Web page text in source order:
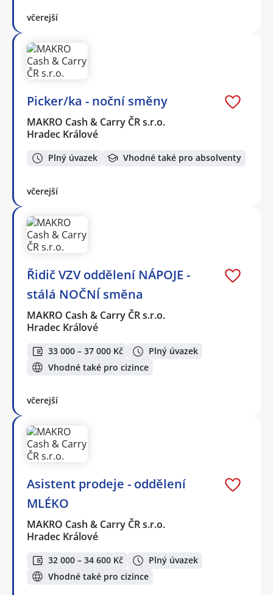
včerejší
Picker/ka - noční směny
MAKRO Cash & Carry ČR s.r.o.
Hradec Králové
Plný úvazek Vhodné také pro absolventy
včerejší
Řidič VZV oddělení NÁPOJE -
stálá NOČNÍ směna
MAKRO Cash & Carry ČR s.r.o.
Hradec Králové
33 000 – 37 000 Kč
Plný úvazek
Vhodné také pro cizince
včerejší
Asistent prodeje - oddělení
MLÉKO
MAKRO Cash & Carry ČR s.r.o.
Hradec Králové
32 000 – 34 600 Kč
Plný úvazek
Vhodné také pro cizince